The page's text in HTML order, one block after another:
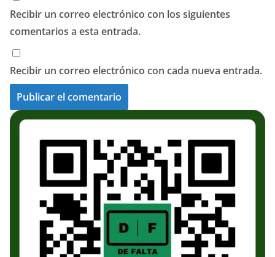
Recibir un correo electrónico con los siguientes
comentarios a esta entrada.
Recibir un correo electrónico con cada nueva entrada.